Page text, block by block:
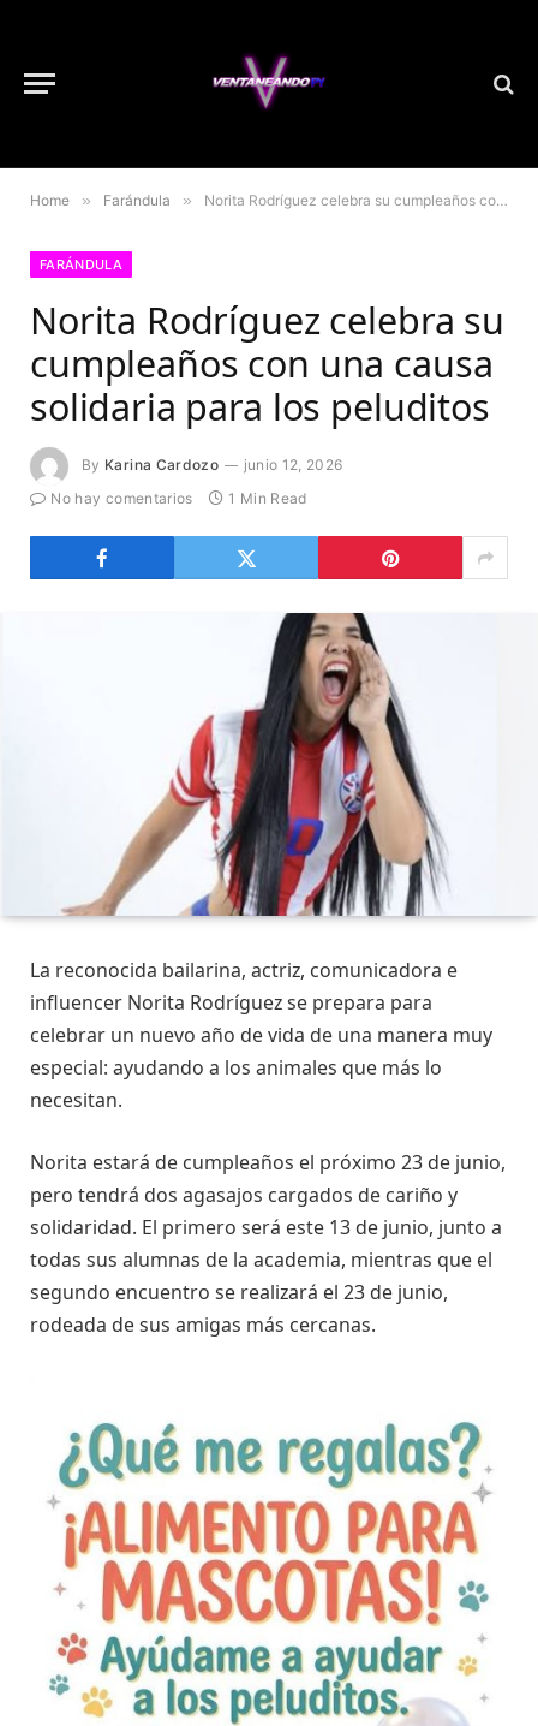
Home » Farándula » Norita Rodríguez celebra su cumpleaños con una causa solidaria para los peluditos
FARÁNDULA
Norita Rodríguez celebra su
cumpleaños con una causa
solidaria para los peluditos
By Karina Cardozo
junio 12, 2026
No hay comentarios
1 Min Read
La reconocida bailarina, actriz, comunicadora e
influencer Norita Rodríguez se prepara para
celebrar un nuevo año de vida de una manera muy
especial: ayudando a los animales que más lo
necesitan.
Norita estará de cumpleaños el próximo 23 de junio,
pero tendrá dos agasajos cargados de cariño y
solidaridad. El primero será este 13 de junio, junto a
todas sus alumnas de la academia, mientras que el
segundo encuentro se realizará el 23 de junio,
rodeada de sus amigas más cercanas.